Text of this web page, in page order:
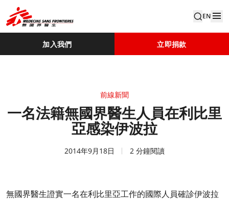
EN
加入我們 立即捐款
前線新聞
一名法籍無國界醫生人員在利比里
亞感染伊波拉
2014年9月18日 2 分鐘閱讀
無國界醫生證實一名在利比里亞工作的國際人員確診伊波拉